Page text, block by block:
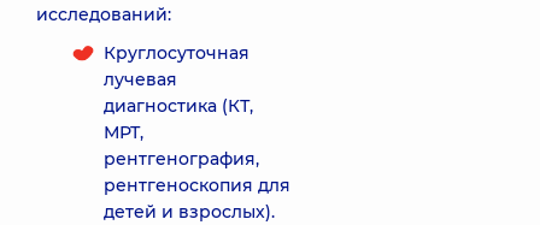
исследований:
Круглосуточная
лучевая
диагностика (КТ,
МРТ,
рентгенография,
рентгеноскопия для
детей и взрослых).